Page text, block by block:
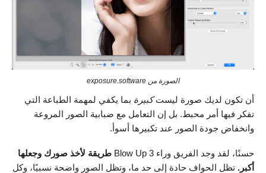
الصورة من exposure.software
أن تكون لديك صورة ليستكبيرة بما يكفي لمهمة الطباعة التي
تفكر فيها أمر محبط. بل إن التعامل مع ضبابية الصور المروعة
وانخفاض جودة الصور عند تكبيرها أسوأ.
حسنًا، لقد وجد الفريق وراء Blow Up 3
طريقة لأخذ صورك وجعلها
أكبر. تظل الحواف حادة إلى حد ما، وتظل الصور واضحة نسبيًا، وكل